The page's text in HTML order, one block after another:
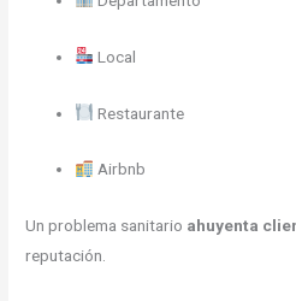
Local
Restaurante
Airbnb
Un problema sanitario ahuyenta
reputación.